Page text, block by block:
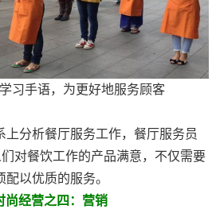
习手语，为更好地服务顾客
上分析餐厅服务工作，餐厅服务员
们对餐饮工作的产品满意，不仅需要
以优质的服务。
尚经营之四：营销